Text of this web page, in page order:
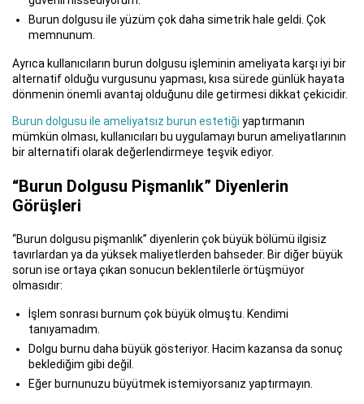
Burun dolgusu ile yüzüm çok daha simetrik hale geldi. Çok
memnunum.
Ayrıca kullanıcıların burun dolgusu işleminin ameliyata karşı iyi bir
alternatif olduğu vurgusunu yapması, kısa sürede günlük hayata
dönmenin önemli avantaj olduğunu dile getirmesi dikkat çekicidir.
Burun dolgusu ile ameliyatsız burun estetiği yaptırmanın
mümkün olması, kullanıcıları bu uygulamayı burun ameliyatlarının
bir alternatifi olarak değerlendirmeye teşvik ediyor.
“Burun Dolgusu Pişmanlık” Diyenlerin
Görüşleri
“Burun dolgusu pişmanlık” diyenlerin çok büyük bölümü ilgisiz
tavırlardan ya da yüksek maliyetlerden bahseder. Bir diğer büyük
sorun ise ortaya çıkan sonucun beklentilerle örtüşmüyor
olmasıdır:
İşlem sonrası burnum çok büyük olmuştu. Kendimi
tanıyamadım.
Dolgu burnu daha büyük gösteriyor. Hacim kazansa da sonuç
beklediğim gibi değil.
Eğer burnunuzu büyütmek istemiyorsanız yaptırmayın.